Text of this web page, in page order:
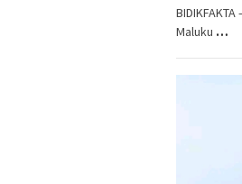
Maluku …